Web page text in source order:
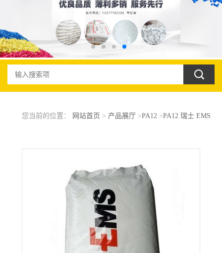
您当前的位置： 网站首页 > 产品展厅>PA12 >PA12 瑞士 EMS